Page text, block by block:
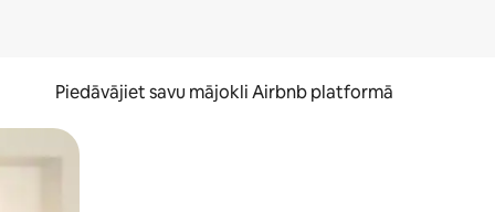
Piedāvājiet savu mājokli Airbnb platformā